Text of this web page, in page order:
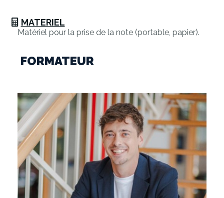
MATERIEL
Matériel pour la prise de la note (portable, papier).
FORMATEUR